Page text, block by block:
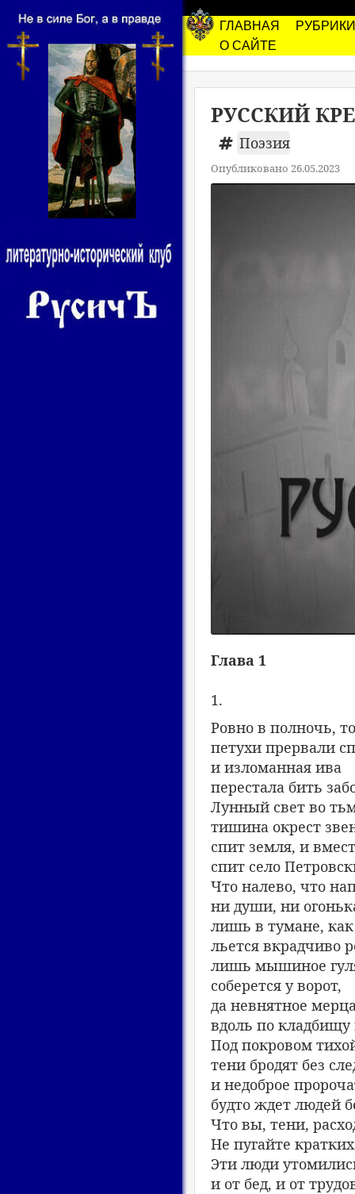
ГЛАВНАЯ
РУБРИКИ
О САЙТЕ
РУССКИЙ
Поэзия
Опубликовано 26.05.2023
Глава 1
1.
Ровно в полночь,
петухи прервали
и изломанная ива
перестала бить
Лунный свет во
тишина окрест
спит земля, и
спит село
Что налево, что
ни души, ни
лишь в тумане, как
льется вкрадчиво
лишь мышиное
соберется у ворот,
да невнятное
вдоль по кладбищу
Под покровом
тени бродят без
и недоброе
будто ждет людей
Что вы, тени,
Не пугайте
Эти люди
и от бед, и от